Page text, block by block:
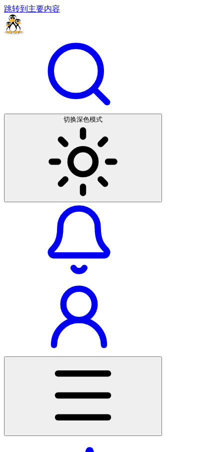
跳转到主要内容
切换深色模式